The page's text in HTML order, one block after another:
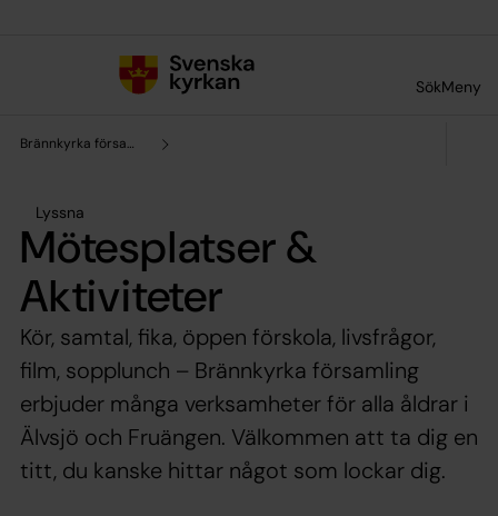
SökMeny
Brännkyrka församling
Lyssna
Mötesplatser &
Aktiviteter
Kör, samtal, fika, öppen förskola, livsfrågor,
film, sopplunch – Brännkyrka församling
erbjuder många verksamheter för alla åldrar i
Älvsjö och Fruängen. Välkommen att ta dig en
titt, du kanske hittar något som lockar dig.